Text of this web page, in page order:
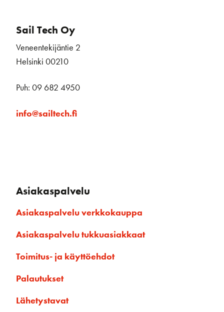
Sail Tech Oy
Veneentekijäntie 2
Helsinki 00210
Puh: 09 682 4950
info@sailtech.fi
Asiakaspalvelu
Asiakaspalvelu verkkokauppa
Asiakaspalvelu tukkuasiakkaat
Toimitus- ja käyttöehdot
Palautukset
Lähetystavat